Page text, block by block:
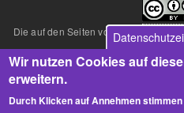
Die auf den Seiten von
sind
Creative Commons
Über diese Lizenz
unterAnsprechpartner
Wir nutzen Cookies auf
erweitern.
Durch Klicken auf Annehmen